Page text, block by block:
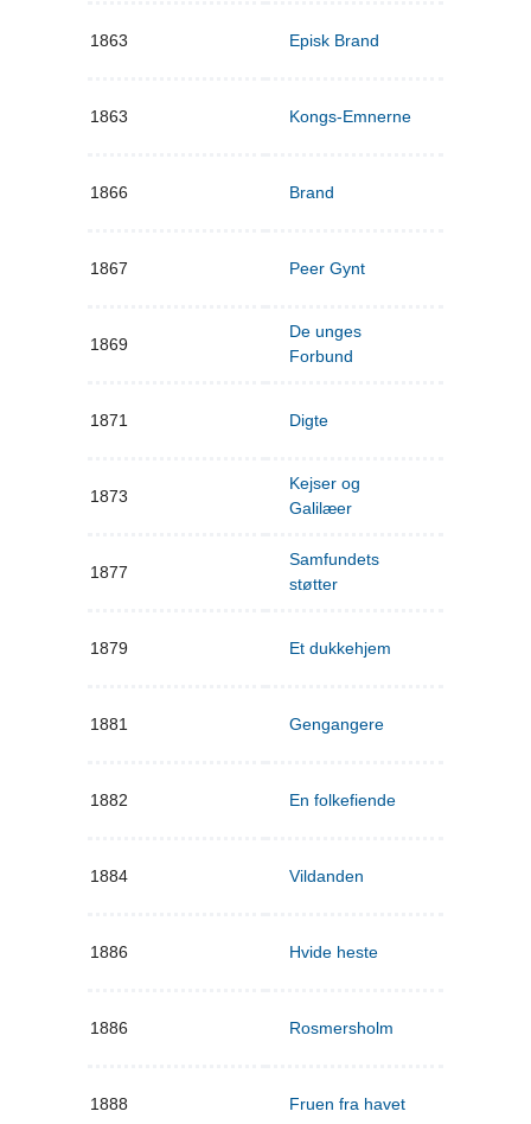
1863 Episk Brand
1863 Kongs-Emnerne
1866 Brand
1867 Peer Gynt
1869
De unges
Forbund
1871 Digte
1873
Kejser og
Galilæer
1877
Samfundets
støtter
1879 Et dukkehjem
1881 Gengangere
1882 En folkefiende
1884 Vildanden
1886 Hvide heste
1886 Rosmersholm
1888 Fruen fra havet